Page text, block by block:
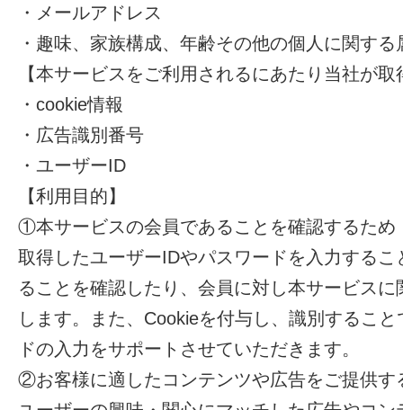
・メールアドレス
・趣味、家族構成、年齢その他の個人に関する
【本サービスをご利用されるにあたり当社が
・cookie情報
・広告識別番号
・ユーザーID
【利用目的】
①本サービスの会員であることを確認するため
取得したユーザーIDやパスワードを入力する
ることを確認したり、会員に対し本サービス
します。また、Cookieを付与し、識別するこ
ドの入力をサポートさせていただきます。
②お客様に適したコンテンツや広告をご提供す